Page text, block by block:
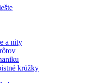
a nity
krúžky